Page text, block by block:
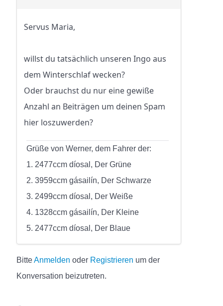
Servus Maria,
willst du tatsächlich unseren Ingo aus
dem Winterschlaf wecken?
Oder brauchst du nur eine gewiße
Anzahl an Beiträgen um deinen Spam
hier loszuwerden?
Grüße von Werner, dem Fahrer der:
1. 2477ccm díosal, Der Grüne
2. 3959ccm gásailín, Der Schwarze
3. 2499ccm díosal, Der Weiße
4. 1328ccm gásailín, Der Kleine
5. 2477ccm díosal, Der Blaue
BitteAnmelden oder Registrieren um der
Konversation beizutreten.